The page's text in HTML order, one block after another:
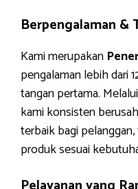
Berpengalaman &
Kami merupakan
pengalaman lebih dari
tangan pertama.
kami konsisten
terbaik bagi
produk sesuai